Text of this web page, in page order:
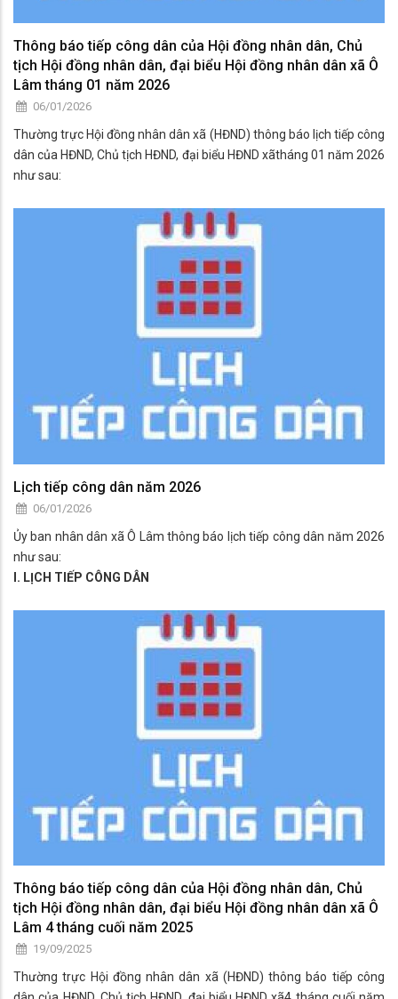
Thông báo tiếp công dân của Hội đồng nhân dân, Chủ
tịch Hội đồng nhân dân, đại biểu Hội đồng nhân dân xã Ô
Lâm tháng 01 năm 2026
06/01/2026
Thường trực Hội đồng nhân dân xã (HĐND) thông báo lịch tiếp công
dân của HĐND, Chủ tịch HĐND, đại biểu HĐND xãtháng 01 năm 2026
như sau:
Chủ tịch HĐND xã tiếp công dân vào ngày 20/01/2026 (thời gian
bắt đầu từ 07 giờ 30 phút). Đến ngày tiếp công dân, vì lý do đặc biệt,
Chủ tịch và Phó Chủ tịch không tiếp được thì Chủ tịch HĐND xã ủy
nhiệm 01 Ủy viên Thường trực HĐND xã tiếp công dân.
2. Tiếp công dân của HĐND xã
Lịch tiếp công dân năm 2026
06/01/2026
Ủy ban nhân dân xã Ô Lâm thông báo lịch tiếp công dân năm 2026
như sau:
I. LỊCH TIẾP CÔNG DÂN
thực hiện việc tiếp công dân thường xuyên tại Phòng Tiếp công dân
vào các ngày làm việc trong tuần:
- Buổi sáng từ 07 giờ 00 đến 11 giờ.
- Buổi chiều từ 13 giờ 00 đến 17 giờ.
Thông báo tiếp công dân của Hội đồng nhân dân, Chủ
tịch Hội đồng nhân dân, đại biểu Hội đồng nhân dân xã Ô
Lâm 4 tháng cuối năm 2025
19/09/2025
Thường trực Hội đồng nhân dân xã (HĐND) thông báo tiếp công